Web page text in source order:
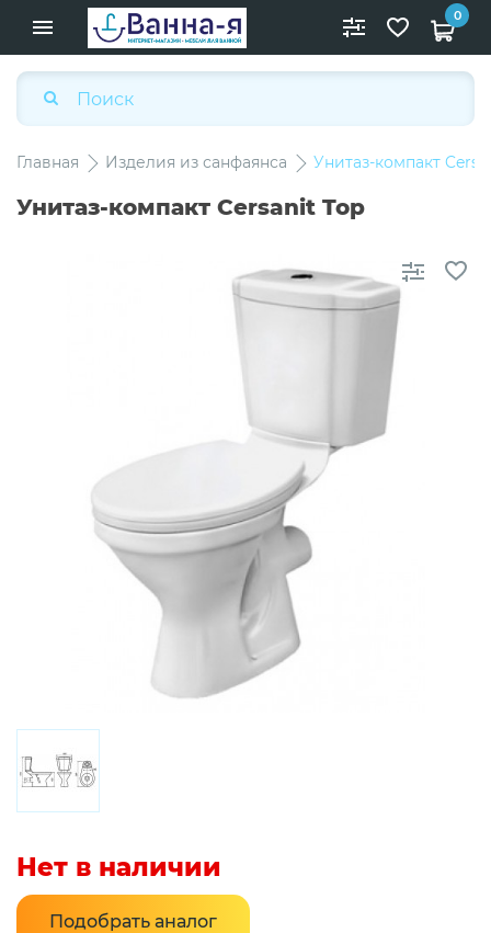
0
Главная Изделия из санфаянса Унитаз-компакт
Унитаз-компакт Cersanit Top
Нет в наличии
Подобрать аналог